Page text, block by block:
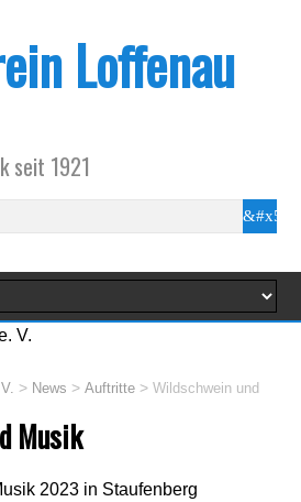
Loffenau
seit 1921
> News >Auftritte >Wildschwein und
Musik